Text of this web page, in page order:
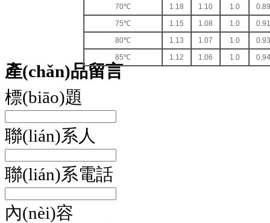
70℃
1.18 1.10 1.0
0.89
75℃
1.15 1.08 1.0
0.91
80℃
1.13 1.07 1.0
0.93
85℃
1.12 1.06 1.0 0.94
產(chǎn)品留言
標(biāo)題
聯(lián)系人
聯(lián)系電話
內(nèi)容